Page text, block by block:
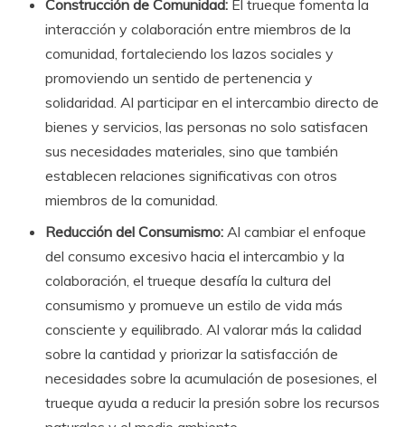
Construcción de Comunidad: El trueque fomenta la
interacción y colaboración entre miembros de la
comunidad, fortaleciendo los lazos sociales y
promoviendo un sentido de pertenencia y
solidaridad. Al participar en el intercambio directo de
bienes y servicios, las personas no solo satisfacen
sus necesidades materiales, sino que también
establecen relaciones significativas con otros
miembros de la comunidad.
Reducción del Consumismo: Al cambiar el enfoque
del consumo excesivo hacia el intercambio y la
colaboración, el trueque desafía la cultura del
consumismo y promueve un estilo de vida más
consciente y equilibrado. Al valorar más la calidad
sobre la cantidad y priorizar la satisfacción de
necesidades sobre la acumulación de posesiones, el
trueque ayuda a reducir la presión sobre los recursos